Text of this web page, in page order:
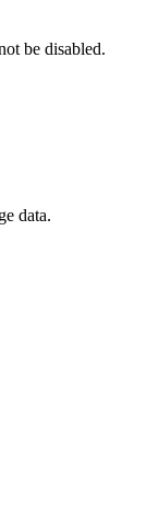
be disabled.
data.